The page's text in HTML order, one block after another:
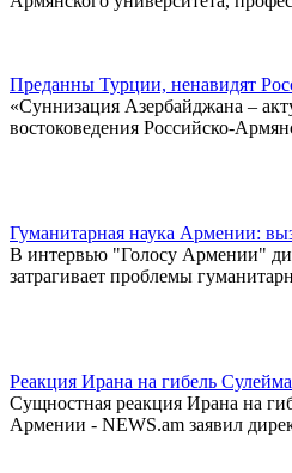
Преданны Турции, ненавидят
«Суннизация Азербайджана –
востоковедения Российско-
Гуманитарная наука Армении:
В интервью "Голосу Армении"
затрагивает проблемы
Реакция Ирана на гибель
Сущностная реакция Ирана на
Армении - NEWS.am заявил